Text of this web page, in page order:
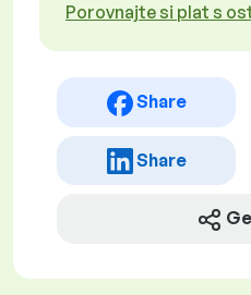
Porovnajte si plat s
Share
Share